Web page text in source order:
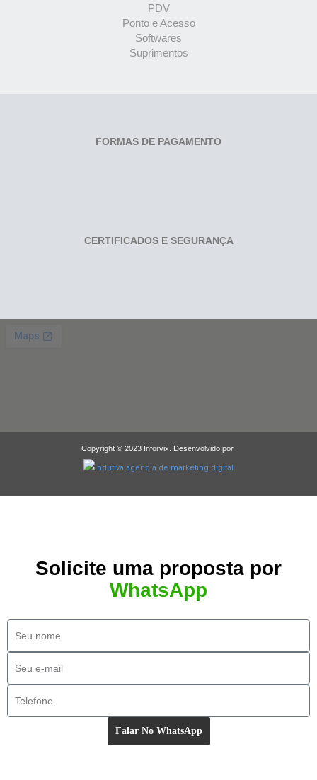
PDV
Ponto e Acesso
Softwares
Suprimentos
FORMAS DE PAGAMENTO
CERTIFICADOS E SEGURANÇA
Copyright © 2023 Inforvix. Desenvolvido por
Solicite uma proposta por
WhatsApp
Falar No WhatsApp